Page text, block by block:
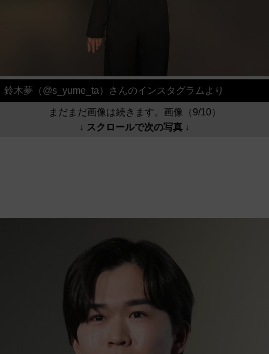
鈴木夢（@s_yume_ta）さんのインスタグラムより
まだまだ画像は続きます。画像（9/10）
↓ スクロールで次の写真 ↓